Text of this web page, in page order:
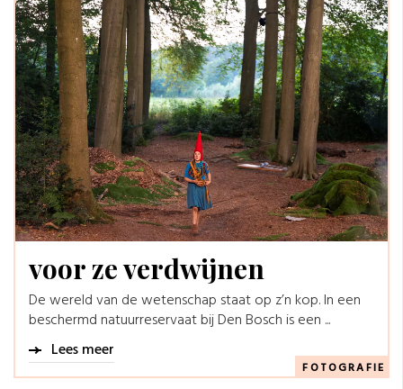
voor ze verdwijnen
De wereld van de wetenschap staat op z’n kop. In een
beschermd natuurreservaat bij Den Bosch is een ...
Lees meer
FOTOGRAFIE